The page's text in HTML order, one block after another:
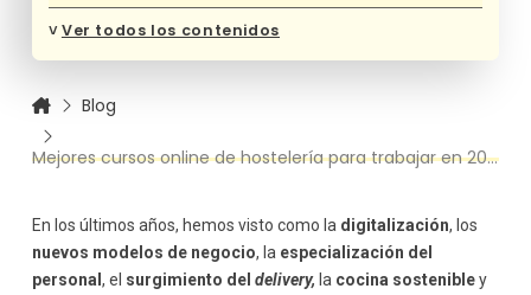
2026
Listado de mejores cursos online de hostelería para
Cursos online de cocina profesional
nuevos modelos
Gestión de dark kitchens
Gestión de plataformas de reparto
˅Ver todos los contenidos
Blog
Mejores cursos online de hostelería para trabajar en 2026
En los últimos años, hemos visto como la digitalización, los
nuevos modelos de negocio, la especialización del
personal , el surgimiento del delivery, la cocina sostenibley